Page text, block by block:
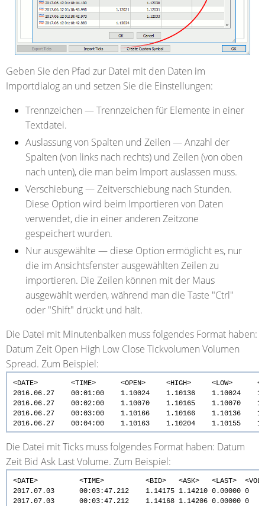
Geben Sie den Pfad zur Datei mit den Daten im
Importdialog an und setzen Sie die Einstellungen:
Trennzeichen — Trennzeichen für Elemente in einer
Textdatei.
Auslassung von Spalten und Zeilen — Anzahl der
Spalten (von links nach rechts) und Zeilen (von oben
nach unten), die man beim Import auslassen muss.
Verschiebung — Zeitverschiebung nach Stunden.
Diese Option wird beim Importieren von Daten
verwendet, die in einer anderen Zeitzone
gespeichert wurden.
Nur ausgewählte — diese Option ermöglicht es, nur
die im Ansichtsfenster ausgewählten Zeilen zu
importieren. Die Zeilen können mit der Maus
ausgewählt werden, während man die Taste "Ctrl"
oder "Shift" drückt und hält.
Die Datei mit Minutenbalken muss folgendes Format haben:
Datum Zeit Open High Low Close Tickvolumen Volumen
Spread. Zum Beispiel:
<DATE> <TIME> <OPEN> <HIGH> <LOW> <CLOSE>
2016.06.27 00:01:00 1.10024 1.10136 1.10024
2016.06.27 00:02:00 1.10070 1.10165 1.10070
2016.06.27 00:03:00 1.10166 1.10166 1.10136
2016.06.27 00:04:00 1.10163 1.10204 1.10155
Die Datei mit Ticks muss folgendes Format haben: Datum
Zeit Bid Ask Last Volume. Zum Beispiel:
<DATE> <TIME> <BID> <ASK> <LAST>
2017.07.03 00:03:47.212 1.14175 1.14210 0.00000 0
2017.07.03 00:03:47.212 1.14168 1.14206 0.00000 0